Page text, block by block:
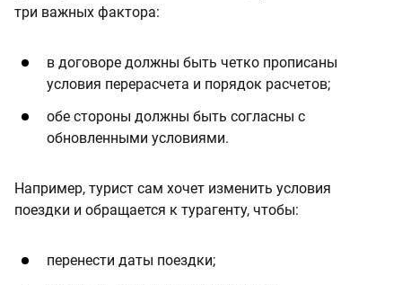
три важных фактора:
в договоре должны быть четко прописаны
условия перерасчета и порядок расчетов;
обе стороны должны быть согласны с
обновленными условиями.
Например, турист сам хочет изменить условия
поездки и обращается к турагенту, чтобы:
перенести даты поездки;